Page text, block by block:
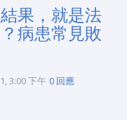
果，就是法
病患常見敗
3:00 下午 0 回應